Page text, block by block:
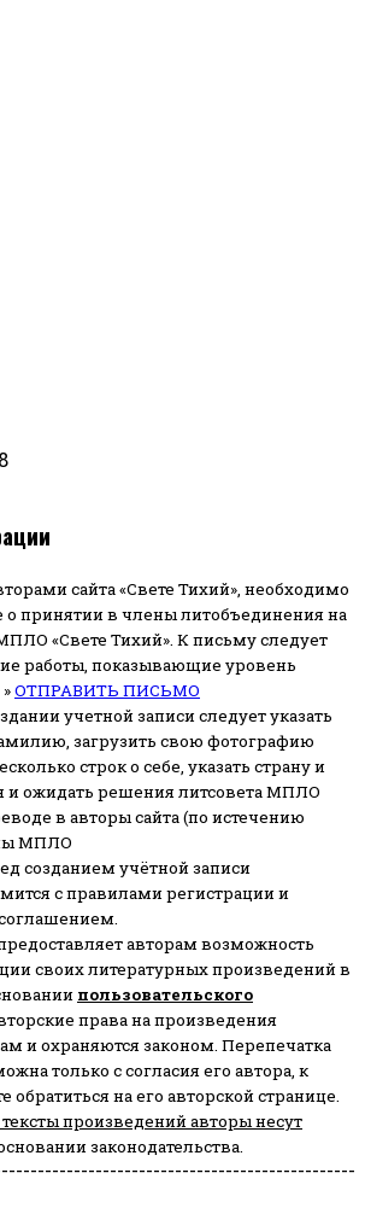
сайта «Свете Тихий», необходимо
о принятии в члены литобъединения на
«Свете Тихий». К письму следует
работы, показывающие уровень
ОТПРАВИТЬ ПИСЬМО
учетной записи следует указать
загрузить свою фотографию
строк о себе, указать страну и
и ожидать решения литсовета МПЛО
в авторы сайта (по истечению
МПЛО
созданием учётной записи
с правилами регистрации и
авторам возможность
своих литературных произведений в
пользовательского
права на произведения
и охраняются законом. Перепечатка
только с согласия его автора, к
на его авторской странице.
тексты произведений авторы несут
законодательства.